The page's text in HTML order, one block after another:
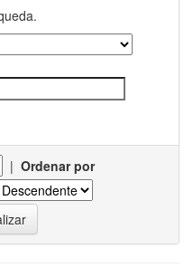
| Ordenar por